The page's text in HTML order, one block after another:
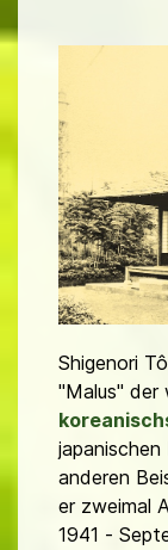
Shigenori
"Malus" der
japanischen
anderen
er zweimal
1941 -